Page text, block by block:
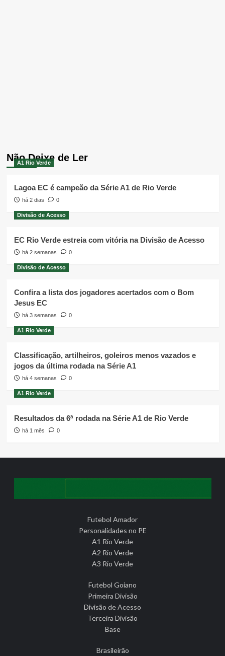
Não Deixe de Ler
A1 Rio Verde
Lagoa EC é campeão da Série A1 de Rio Verde
há 2 dias 0
Divisão de Acesso
EC Rio Verde estreia com vitória na Divisão de Acesso
há 2 semanas 0
Divisão de Acesso
Confira a lista dos jogadores acertados com o Bom
Jesus EC
há 3 semanas 0
A1 Rio Verde
Classificação, artilheiros, goleiros menos vazados e
jogos da última rodada na Série A1
há 4 semanas 0
A1 Rio Verde
Resultados da 6ª rodada na Série A1 de Rio Verde
há 1 mês 0
Futebol Amador
Personalidades no PE
A1 Rio Verde
A2 Rio Verde
A3 Rio Verde
Futebol Goiano
Primeira Divisão
Divisão de Acesso
Terceira Divisão
Base
Brasileirão